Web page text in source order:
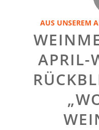
AUS UNSEREM
APRIL-